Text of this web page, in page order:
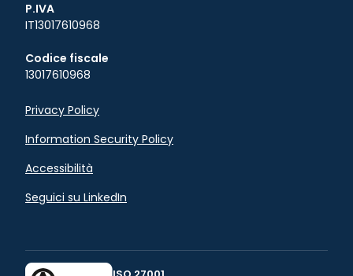
P.IVA
IT13017610968
Codice fiscale
13017610968
Privacy Policy
Information Security Policy
Accessibilità
Seguici su LinkedIn